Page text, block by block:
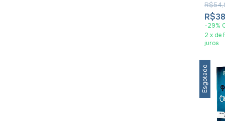
-29%
2 x de
juros
Esgotado